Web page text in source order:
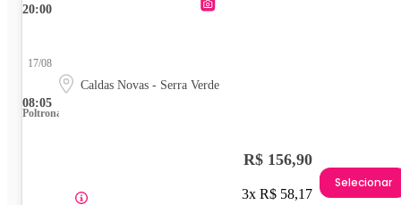
20:00
08:05
17/08
Caldas Novas - Serra Verde
Poltrona
R$ 156,90
3x R$ 58,17
Selecionar